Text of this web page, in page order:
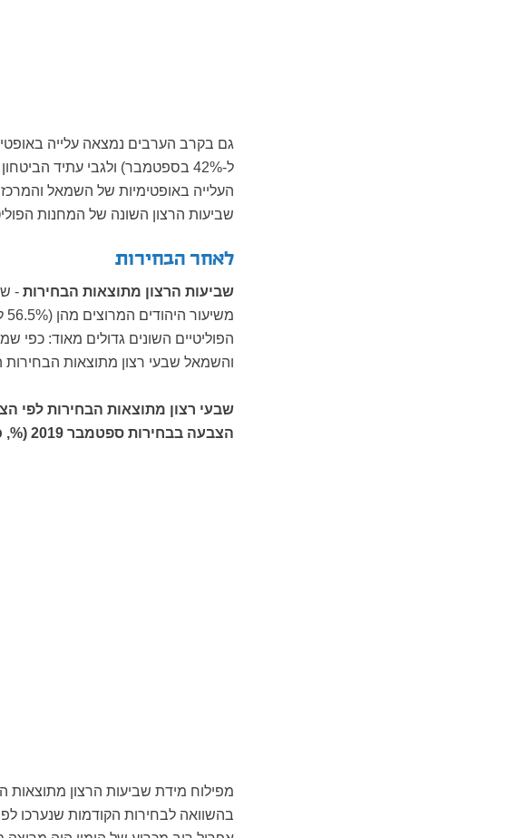
ל-42% בספטמבר) ולגבי עתיד הביטחון הלאומי (מ-35% באוגוסט ל-50% בספטמבר).
העלייה באופטימיות של השמאל
שביעות הרצון השונה של המחנות
לאחר הבחירות
שביעות הרצון מתוצאות הבחירות -
הפוליטיים השונים גדולים מאוד:
והשמאל שבעי רצון מתוצאות הבחירות
הצבעה בבחירות ספטמבר 2019 (%, כלל הציבור)
מפילוח מידת שביעות הרצון מתוצאות
בהשוואה לבחירות הקודמות שנערכו